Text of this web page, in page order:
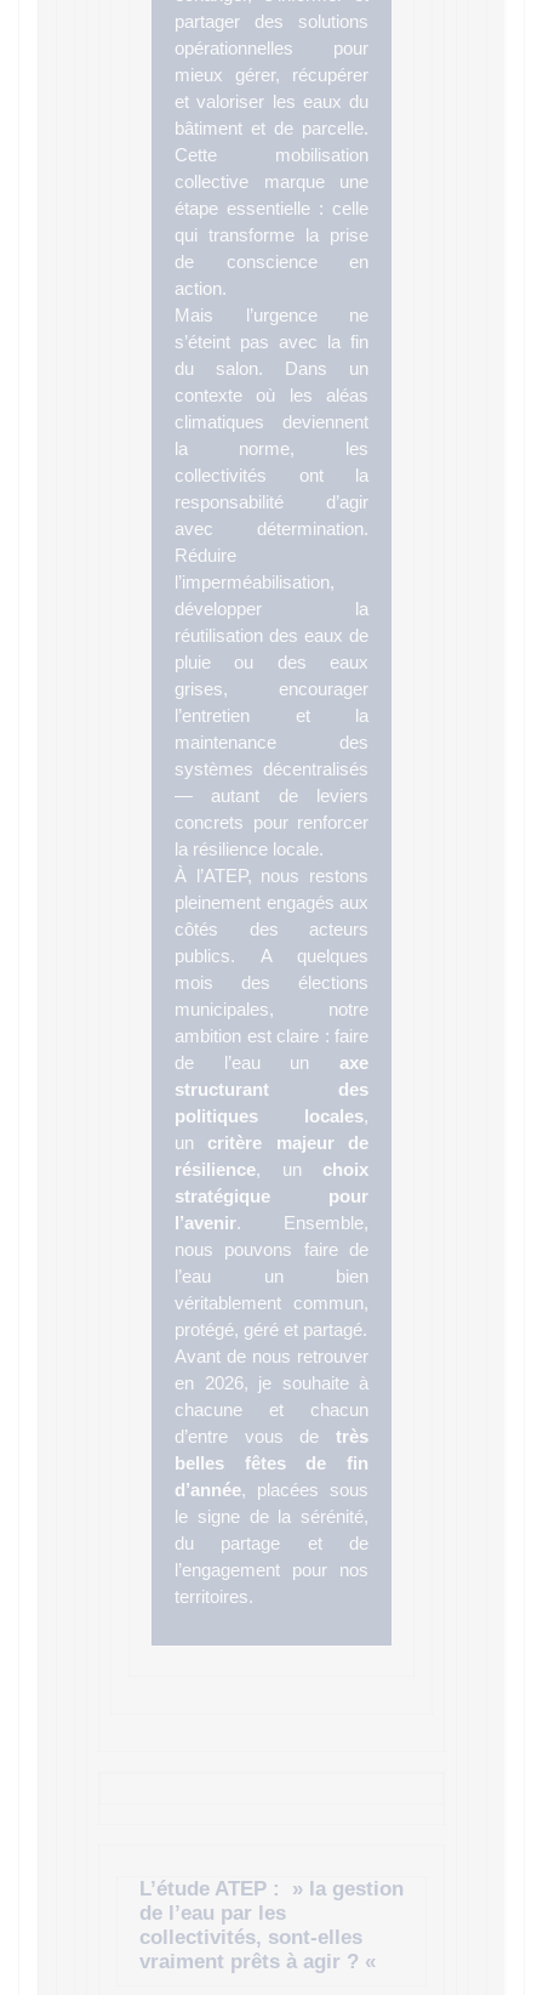
partager des solutions
opérationnelles pour
mieux gérer, récupérer
et valoriser les eaux du
bâtiment et de parcelle.
Cette mobilisation
collective marque une
étape essentielle : celle
qui transforme la prise
de conscience en
action.
Mais l’urgence ne
s’éteint pas avec la fin
du salon. Dans un
contexte où les aléas
climatiques deviennent
la norme, les
collectivités ont la
responsabilité d’agir
avec détermination.
Réduire
l’imperméabilisation,
développer la
réutilisation des eaux de
pluie ou des eaux
grises, encourager
l’entretien et la
maintenance des
systèmes décentralisés
— autant de leviers
concrets pour renforcer
la résilience locale.
À l’ATEP, nous restons
pleinement engagés aux
côtés des acteurs
publics. A quelques
mois des élections
municipales, notre
ambition est claire : faire
de l’eau un axe
structurant des
politiques locales,
un critère majeur de
résilience, un choix
stratégique pour
l’avenir. Ensemble,
nous pouvons faire de
l’eau un bien
véritablement commun,
protégé, géré et partagé.
Avant de nous retrouver
en 2026, je souhaite à
chacune et chacun
d’entre vous de très
belles fêtes de fin
d’année, placées sous
le signe de la sérénité,
du partage et de
l’engagement pour nos
territoires.
L’étude ATEP : » la gestion
de l’eau par les
collectivités, sont-elles
vraiment prêts à agir ? «